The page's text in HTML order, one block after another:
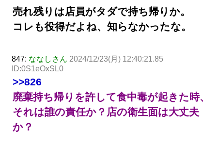
売れ残りは店員がタダで持ち帰りか。
コレも役得だよね、知らなかったな。
847: ななしさん 2024/12/23(月) 12:40:21.85
ID:0S1eOxSL0
>>826
廃棄持ち帰りを許して食中毒が起きた時、
それは誰の責任か？店の衛生面は大丈夫
か？